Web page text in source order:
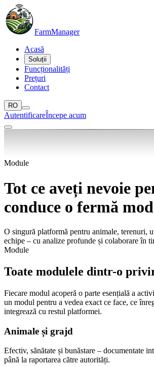
FarmManager
Acasă
Soluții
Funcționalități
Prețuri
Contact
RO
AutentificareÎncepe acum
Module
Tot ce aveți nevoie
conduce o fermă
O singură platformă pentru animale, terenuri,
echipe – cu analize profunde și colaborare în
Module
Toate modulele dintr-o
Fiecare modul acoperă o parte esențială a
un modul pentru a vedea exact ce face, ce
integrează cu restul platformei.
Animale și grajd
Efectiv, sănătate și bunăstare – documentate
până la raportarea către autorități.